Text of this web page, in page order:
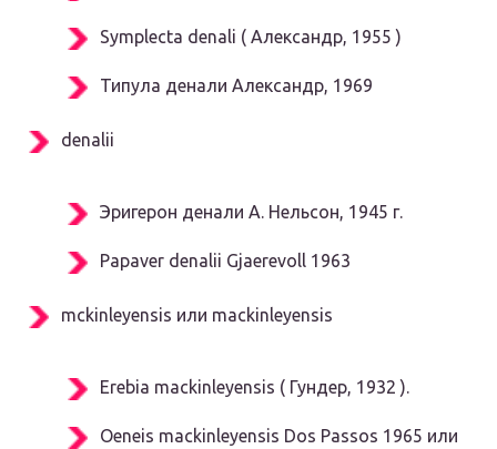
Symplecta denali ( Александр, 1955 )
Типула денали Александр, 1969
denalii
Эригерон денали А. Нельсон, 1945 г.
Papaver denalii Gjaerevoll 1963
mckinleyensis или mackinleyensis
Erebia mackinleyensis ( Гундер, 1932 ).
Oeneis mackinleyensis Dos Passos 1965 или